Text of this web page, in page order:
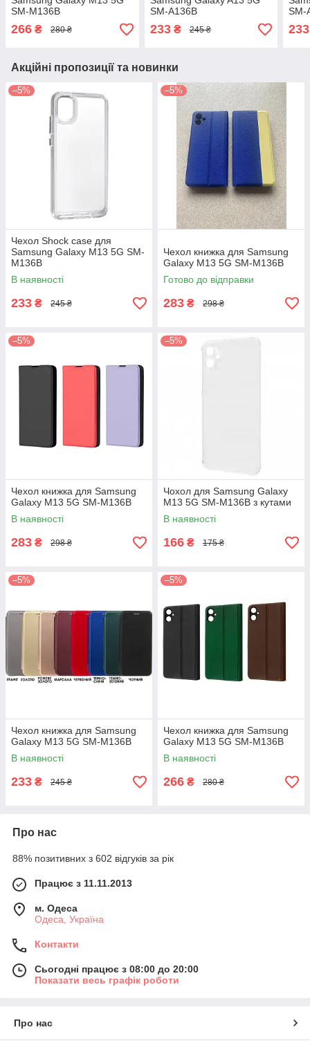
SM-M136B
266 ₴ 280 ₴
SM-A136B
233₴ 245 ₴
SM-
233
Акційні пропозиції та новинки
–5%
Чехол Shock case для
Samsung Galaxy M13 5G SM-
M136B
В наявності
233 ₴ 245 ₴
–5%
Чехол книжка для Samsung
Galaxy M13 5G SM-M136B
Готово до відправки
283 ₴ 298 ₴
–5%
Чехол книжка для Samsung
Galaxy M13 5G SM-M136B
В наявності
283 ₴ 298 ₴
–5%
Чохол для Samsung Galaxy
M13 5G SM-M136B з кутами
В наявності
166 ₴ 175 ₴
–5%
Чехол книжка для Samsung
Galaxy M13 5G SM-M136B
В наявності
233 ₴ 245 ₴
–5%
Чехол книжка для Samsung
Galaxy M13 5G SM-M136B
В наявності
266 ₴ 280 ₴
Про нас
88% позитивних з 602 відгуків за рік
Працює з 11.11.2013
м. Одеса
Одеса, Україна
Контакти
Сьогодні працює з 08:00 до 20:00
Показати весь графік роботи
Про нас